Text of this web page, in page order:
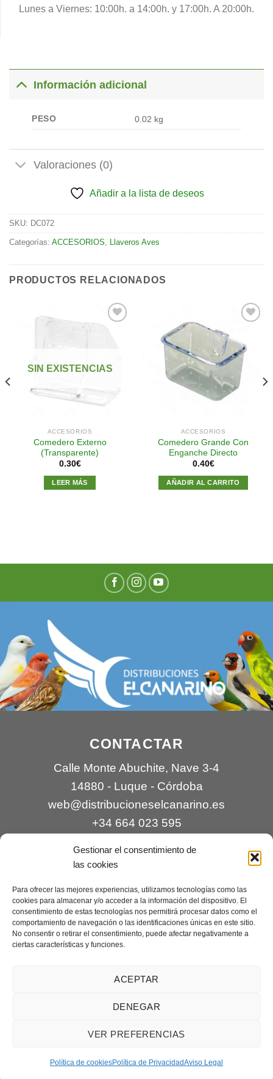
Gestionar el consentimiento de
las cookies
Para ofrecer las mejores experiencias, utilizamos tecnologías como las
cookies para almacenar y/o acceder a la información del dispositivo. El
consentimiento de estas tecnologías nos permitirá procesar datos como el
comportamiento de navegación o las identificaciones únicas en este sitio.
No consentir o retirar el consentimiento, puede afectar negativamente a
ciertas características y funciones.
ACEPTAR
DENEGAR
VER PREFERENCIAS
Política de cookiesPolítica de PrivacidadAviso Legal
Lunes a Viernes: 10:00h. a 14:00h. y 17:00h. A 20:00h.
Información adicional
PESO 0.02 kg
Valoraciones (0)
Añadir a la lista de deseos
SKU: DC072
Categorías: ACCESORIOS, Llaveros Aves
PRODUCTOS RELACIONADOS
lista de
SIN EXISTENCIAS
ACCESORIOS
Comedero Externo
(Transparente)
0.30€
LEER MÁS
Añadir
a la
lista de
deseos
ACCESORIOS
Comedero Grande Con
Enganche Directo
0.40€
AÑADIR AL CARRITO
CONTACTAR
Calle Monte Abuchite, Nave 3-4
14880 - Luque - Córdoba
web@distribucioneselcanarino.es
+34 664 023 595
Contacto|Incidencias|Devoluciones |
Condiciones generales
Mantenimiento web a cargo deCreaciones Digitales – mantenimiento web
Política de privacidad |Condiciones generales de